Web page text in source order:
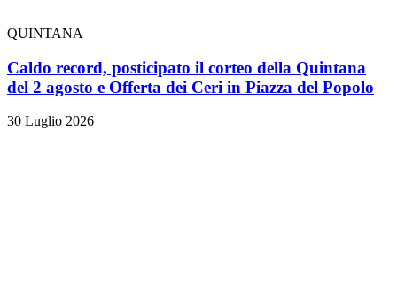
QUINTANA
Caldo record, posticipato il corteo della Quintana
del 2 agosto e Offerta dei Ceri in Piazza del Popolo
30 Luglio 2026